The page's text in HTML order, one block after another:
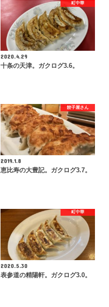
町中華
2020.4.29
十条の天津。ガクログ3.6。
餃子屋さん
2019.1.8
恵比寿の大豊記。ガクログ3.7。
町中華
2020.5.30
表参道の精陽軒。ガクログ3.0。